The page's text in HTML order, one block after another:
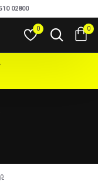
02800
0 0